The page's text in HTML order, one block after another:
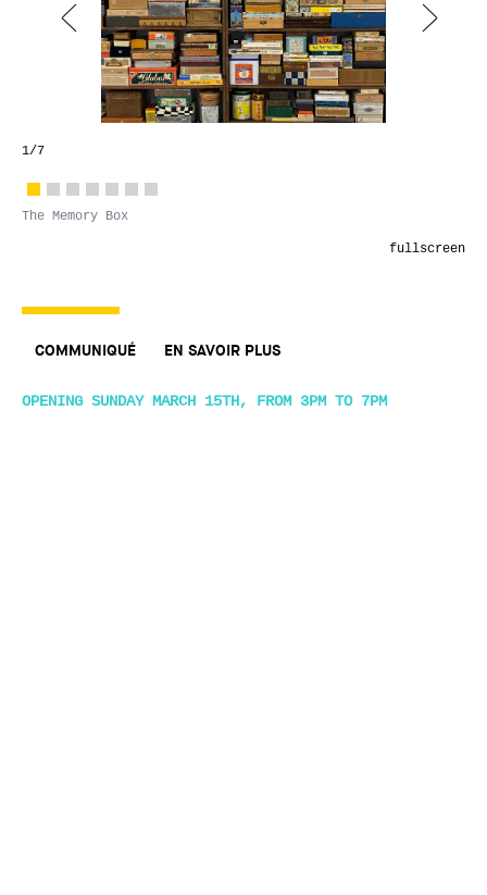
1/7
The Memory Box
fullscreen
COMMUNIQUÉ EN SAVOIR PLUS
OPENING SUNDAY MARCH 15TH, FROM 3PM TO 7PM